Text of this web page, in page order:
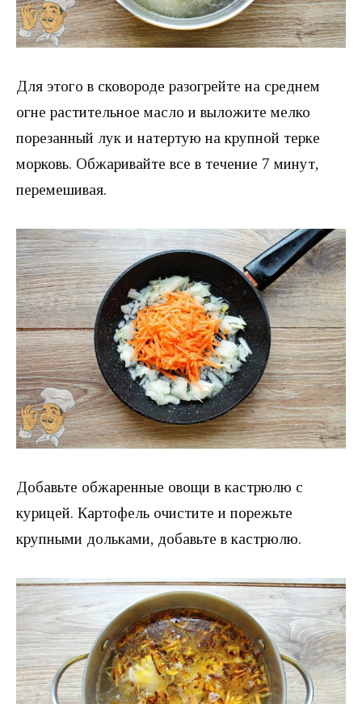
Для этого в сковороде разогрейте на среднем
огне растительное масло и выложите мелко
порезанный лук и натертую на крупной терке
морковь. Обжаривайте все в течение 7 минут,
перемешивая.
Добавьте обжаренные овощи в кастрюлю с
курицей. Картофель очистите и порежьте
крупными дольками, добавьте в кастрюлю.